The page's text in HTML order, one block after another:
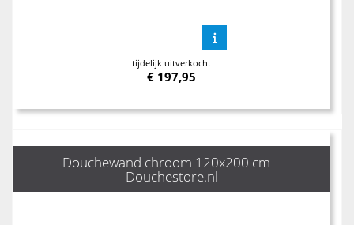
tijdelijk uitverkocht
€ 197,95
Douchewand chroom 120x200 cm |
Douchestore.nl